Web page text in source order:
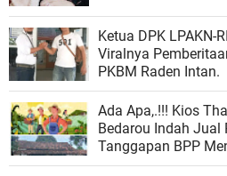
Ketua DPK LPAKN-
Viralnya
PKBM Raden Intan.
Ada Apa,.!!! Kios
Bedarou Indah Jual
Tanggapan BPP